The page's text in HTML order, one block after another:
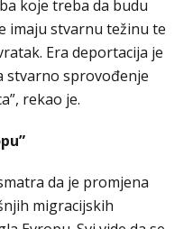
koje treba da budu
imaju stvarnu težinu te
Era deportacija je
stvarno sprovođenje
rekao je.
da je promjena
migracijskih